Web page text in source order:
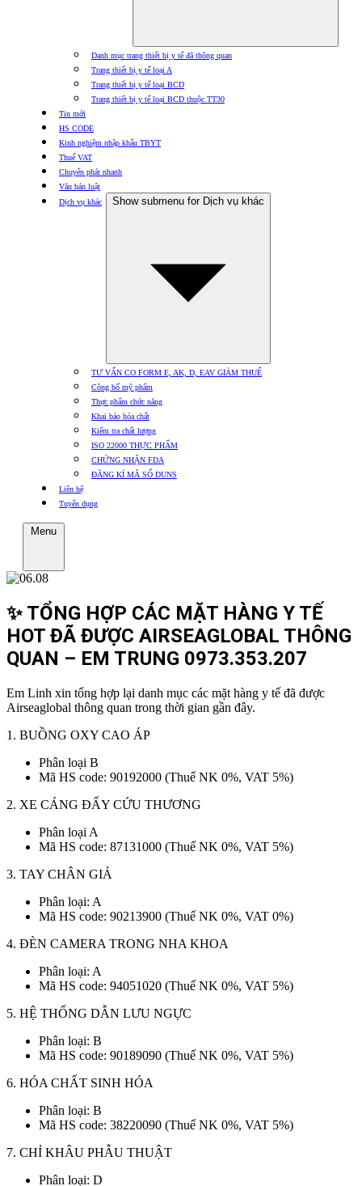
Danh mục trang thiết bị y tế đã thông quan
Trang thiết bị y tế loại A
Trang thiết bị y tế loại BCD
Trang thiết bị y tế loại BCD thuộc TT30
Tin mới
HS CODE
Kinh nghiệm nhập khẩu TBYT
Thuế VAT
Chuyển phát nhanh
Văn bản luật
Dịch vụ khác
Show submenu for Dịch vụ khác
TƯ VẤN CO FORM E, AK, D, EAV GIẢM THUẾ
Công bố mỹ phẩm
Thực phẩm chức năng
Khai báo hóa chất
Kiểm tra chất lượng
ISO 22000 THỰC PHẨM
CHỨNG NHẬN FDA
ĐĂNG KÍ MÃ SỐ DUNS
Liên hệ
Tuyển dụng
Menu
✨ TỔNG HỢP CÁC MẶT HÀNG Y TẾ
HOT ĐÃ ĐƯỢC AIRSEAGLOBAL THÔNG
QUAN – EM TRUNG 0973.353.207
Em Linh xin tổng hợp lại danh mục các mặt hàng y tế đã được
Airseaglobal thông quan trong thời gian gần đây.
1. BUỒNG OXY CAO ÁP
Phân loại B
Mã HS code: 90192000 (Thuế NK 0%, VAT 5%)
2. XE CÁNG ĐẨY CỨU THƯƠNG
Phân loại A
Mã HS code: 87131000 (Thuế NK 0%, VAT 5%)
3. TAY CHÂN GIẢ
Phân loại: A
Mã HS code: 90213900 (Thuế NK 0%, VAT 0%)
4. ĐÈN CAMERA TRONG NHA KHOA
Phân loại: A
Mã HS code: 94051020 (Thuế NK 0%, VAT 5%)
5. HỆ THỐNG DẪN LƯU NGỰC
Phân loại: B
Mã HS code: 90189090 (Thuế NK 0%, VAT 5%)
6. HÓA CHẤT SINH HÓA
Phân loại: B
Mã HS code: 38220090 (Thuế NK 0%, VAT 5%)
7. CHỈ KHÂU PHẪU THUẬT
Phân loại: D